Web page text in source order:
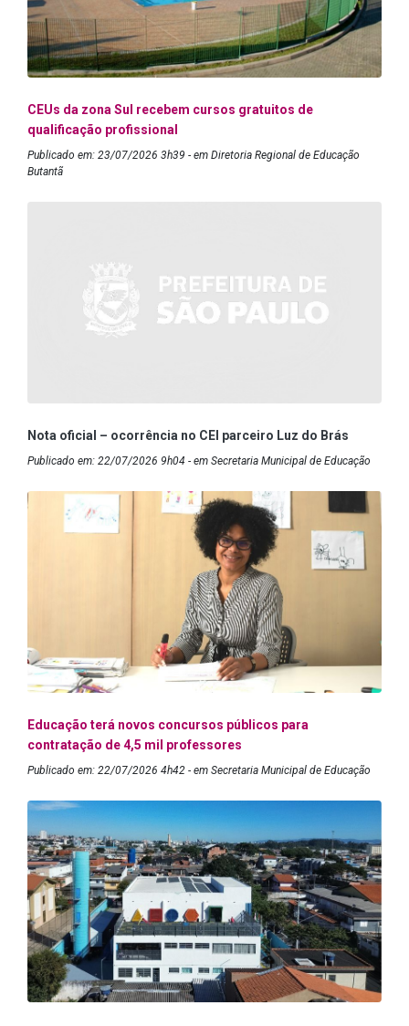
CEUs da zona Sul recebem cursos gratuitos de
qualificação profissional
Publicado em: 23/07/2026 3h39 - em Diretoria Regional de Educação
Butantã
Nota oficial – ocorrência no CEI parceiro Luz do Brás
Publicado em: 22/07/2026 9h04 - em Secretaria Municipal de Educação
Educação terá novos concursos públicos para
contratação de 4,5 mil professores
Publicado em: 22/07/2026 4h42 - em Secretaria Municipal de Educação